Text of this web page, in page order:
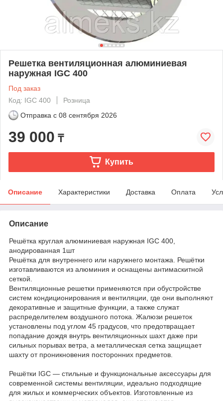
Решетка вентиляционная алюминиевая
наружная IGC 400
Под заказ
Код: IGC 400
Розница
Отправка с 08 сентября 2026
39 000 ₸
Купить
Описание Характеристики Доставка Оплата
Описание
Решётка круглая алюминиевая наружная IGC 400,
анодированная 1шт
Решётка для внутреннего или наружнего монтажа. Решётки
изготавливаются из алюминия и оснащены антимаскитной
сеткой.
Вентиляционные решетки применяются при обустройстве
систем кондиционирования и вентиляции, где они выполняют
декоративные и защитные функции, а также служат
распределителем воздушного потока. Жалюзи решеток
установлены под углом 45 градусов, что предотвращает
попадание дождя внутрь вентиляционных шахт даже при
сильных порывах ветра, а металлическая сетка защищает
шахту от проникновения посторонних предметов.
Решётки IGC — стильные и функциональные аксессуары для
современной системы вентиляции, идеально подходящие
для жилых и коммерческих объектов. Изготовленные из